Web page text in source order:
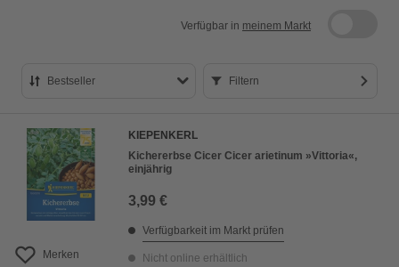
Verfügbar in meinem Markt
Bestseller
Preis aufsteigend
Preis absteigend
Bewertung
Filtern
Merken
KIEPENKERL
Kichererbse Cicer Cicer arietinum »Vittoria«,
einjährig
3,99 €
Verfügbarkeit im Markt prüfen
Nicht online erhältlich